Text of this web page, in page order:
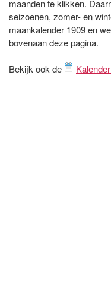
maanden te klikken.
seizoenen, zomer- en
maankalender 1909 en
bovenaan deze pagina.
Bekijk ook de